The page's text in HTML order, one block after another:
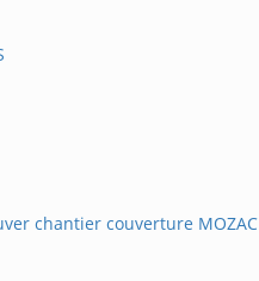
chantier couverture MOZAC